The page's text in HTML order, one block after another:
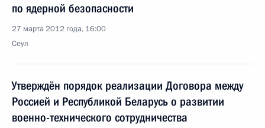
по ядерной безопасности
27 марта 2012 года, 16:00
Сеул
Утверждён порядок реализации Договора между
Россией и Республикой Беларусь о развитии
военно-технического сотрудничества